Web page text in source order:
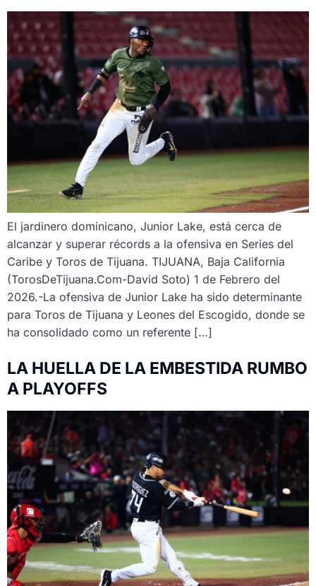
El jardinero dominicano, Junior Lake, está cerca de
alcanzar y superar récords a la ofensiva en Series del
Caribe y Toros de Tijuana. TIJUANA, Baja California
(TorosDeTijuana.Com-David Soto) 1 de Febrero del
2026.-La ofensiva de Junior Lake ha sido determinante
para Toros de Tijuana y Leones del Escogido, donde se
ha consolidado como un referente […]
LA HUELLA DE LA EMBESTIDA RUMBO
A PLAYOFFS